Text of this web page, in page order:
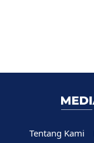
Tentang Kami